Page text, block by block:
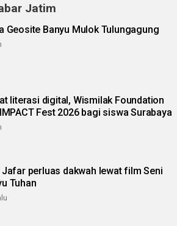
Jatim
Geosite Banyu Mulok Tulungagung
literasi digital, Wismilak Foundation
Fest 2026 bagi siswa Surabaya
Jafar perluas dakwah lewat film Seni
Tuhan